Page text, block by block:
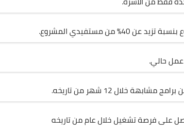
من مستفيدي المشروع.
عمل حالي.
خلال 12 شهر من تاريخه.
على فرصة تشغيل خلال عام من تاريخه